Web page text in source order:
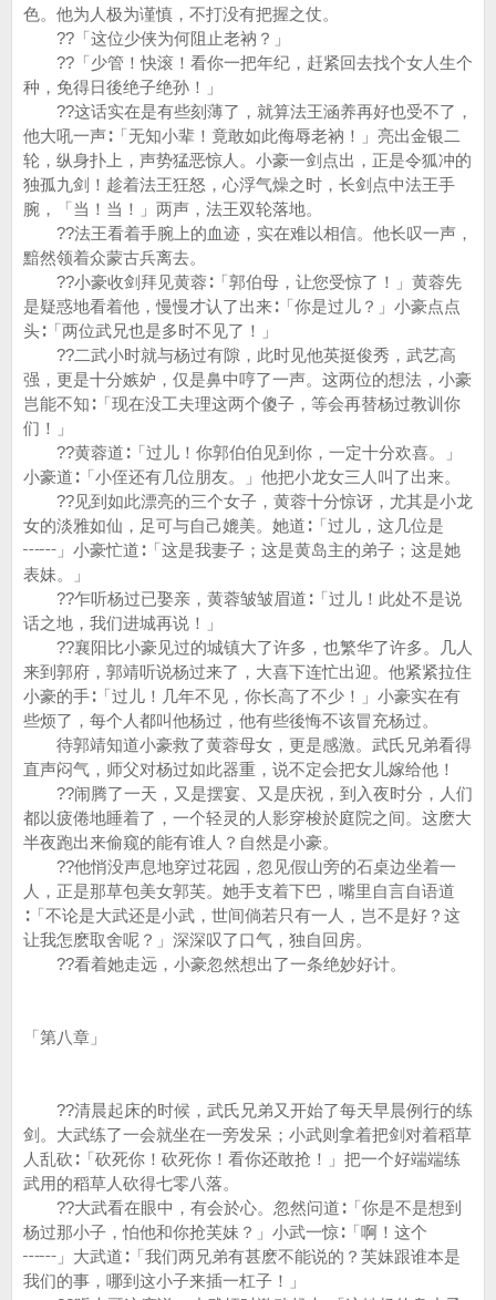
色。他为人极为谨慎，不打没有把握之仗。
??「这位少侠为何阻止老衲？」
??「少管！快滚！看你一把年纪，赶紧回去找个女人生个
种，免得日後绝子绝孙！」
??这话实在是有些刻薄了，就算法王涵养再好也受不了，
他大吼一声∶「无知小辈！竟敢如此侮辱老衲！」亮出金银二
轮，纵身扑上，声势猛恶惊人。小豪一剑点出，正是令狐冲的
独孤九剑！趁着法王狂怒，心浮气燥之时，长剑点中法王手
腕，「当！当！」两声，法王双轮落地。
??法王看着手腕上的血迹，实在难以相信。他长叹一声，
黯然领着众蒙古兵离去。
??小豪收剑拜见黄蓉∶「郭伯母，让您受惊了！」黄蓉先
是疑惑地看着他，慢慢才认了出来∶「你是过儿？」小豪点点
头∶「两位武兄也是多时不见了！」
??二武小时就与杨过有隙，此时见他英挺俊秀，武艺高
强，更是十分嫉妒，仅是鼻中哼了一声。这两位的想法，小豪
岂能不知∶「现在没工夫理这两个傻子，等会再替杨过教训你
们！」
??黄蓉道∶「过儿！你郭伯伯见到你，一定十分欢喜。」
小豪道∶「小侄还有几位朋友。」他把小龙女三人叫了出来。
??见到如此漂亮的三个女子，黄蓉十分惊讶，尤其是小龙
女的淡雅如仙，足可与自己媲美。她道∶「过儿，这几位是
┅┅」小豪忙道∶「这是我妻子；这是黄岛主的弟子；这是她
表妹。」
??乍听杨过已娶亲，黄蓉皱皱眉道∶「过儿！此处不是说
话之地，我们进城再说！」
??襄阳比小豪见过的城镇大了许多，也繁华了许多。几人
来到郭府，郭靖听说杨过来了，大喜下连忙出迎。他紧紧拉住
小豪的手∶「过儿！几年不见，你长高了不少！」小豪实在有
些烦了，每个人都叫他杨过，他有些後悔不该冒充杨过。
待郭靖知道小豪救了黄蓉母女，更是感激。武氏兄弟看得
直声闷气，师父对杨过如此器重，说不定会把女儿嫁给他！
??闹腾了一天，又是摆宴、又是庆祝，到入夜时分，人们
都以疲倦地睡着了，一个轻灵的人影穿梭於庭院之间。这麽大
半夜跑出来偷窥的能有谁人？自然是小豪。
??他悄没声息地穿过花园，忽见假山旁的石桌边坐着一
人，正是那草包美女郭芙。她手支着下巴，嘴里自言自语道
∶「不论是大武还是小武，世间倘若只有一人，岂不是好？这
让我怎麽取舍呢？」深深叹了口气，独自回房。
??看着她走远，小豪忽然想出了一条绝妙好计。
「第八章」
??清晨起床的时候，武氏兄弟又开始了每天早晨例行的练
剑。大武练了一会就坐在一旁发呆；小武则拿着把剑对着稻草
人乱砍∶「砍死你！砍死你！看你还敢抢！」把一个好端端练
武用的稻草人砍得七零八落。
??大武看在眼中，有会於心。忽然问道∶「你是不是想到
杨过那小子，怕他和你抢芙妹？」小武一惊∶「啊！这个
┅┅」大武道∶「我们两兄弟有甚麽不能说的？芙妹跟谁本是
我们的事，哪到这小子来插一杠子！」